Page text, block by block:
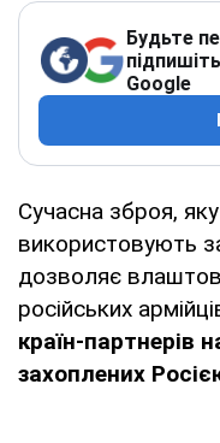
Будьте
Google
Сучасна зброя,
використовують
дозволяє
російських
країн-партнерів
захоплених